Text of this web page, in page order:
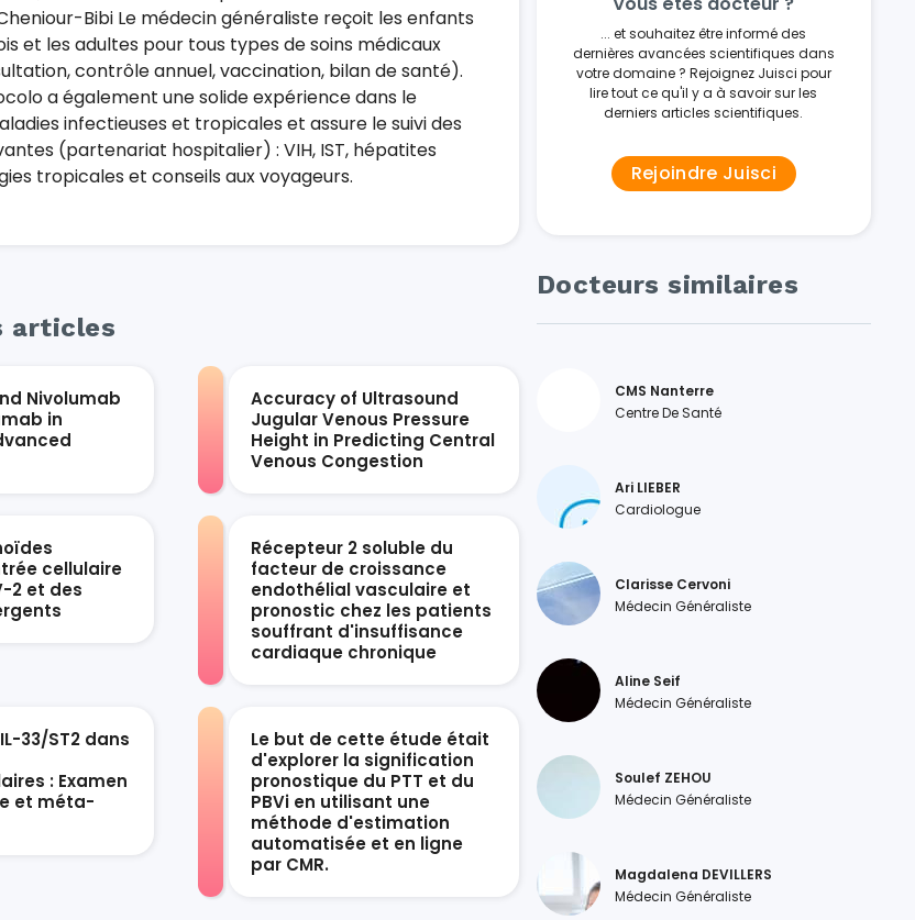
Bibi Le médecin généraliste reçoit les enfants
et les adultes pour tous types de soins médicaux
contrôle annuel, vaccination, bilan de santé).
a également une solide expérience dans le
infectieuses et tropicales et assure le suivi des
(partenariat hospitalier) : VIH, IST, hépatites
tropicales et conseils aux voyageurs.
articles
Nivolumab
in
Accuracy of Ultrasound
Jugular Venous Pressure
Height in Predicting Central
Venous Congestion
cellulaire
2 et des
Récepteur 2 soluble du
facteur de croissance
endothélial vasculaire et
pronostic chez les patients
souffrant d'insuffisance
cardiaque chronique
33/ST2 dans
: Examen
et méta-
Le but de cette étude était
d'explorer la signification
pronostique du PTT et du
PBVi en utilisant une
méthode d'estimation
automatisée et en ligne
par CMR.
... et souhaitez être informé des
dernières avancées scientifiques dans
votre domaine ? Rejoignez Juisci pour
lire tout ce qu'il y a à savoir sur les
derniers articles scientifiques.
Rejoindre Juisci
Docteurs similaires
CMS Nanterre
Centre De Santé
Ari LIEBER
Cardiologue
Clarisse Cervoni
Médecin Généraliste
Aline Seif
Médecin Généraliste
Soulef ZEHOU
Médecin Généraliste
Magdalena DEVILLERS
Médecin Généraliste